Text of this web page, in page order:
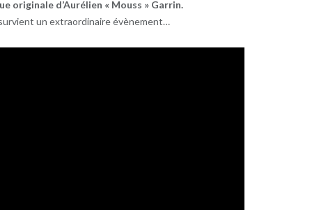
originale d’Aurélien « Mouss » Garrin.
un extraordinaire évènement…